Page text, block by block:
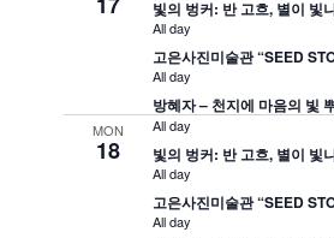
빛의 벙커: 반 고흐, 별이
All day
고은사진미술관 “SEED
All day
방혜자 – 천지에 마음의 빛
MON
18
All day
빛의 벙커: 반 고흐, 별이
All day
고은사진미술관 “SEED
All day